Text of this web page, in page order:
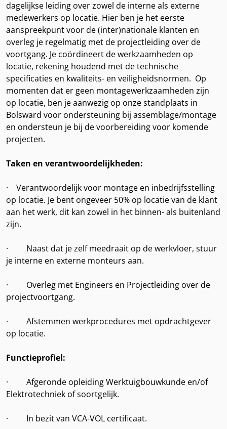
dagelijkse leiding over zowel de interne als externe
medewerkers op locatie. Hier ben je het eerste
aanspreekpunt voor de (inter)nationale klanten en
overleg je regelmatig met de projectleiding over de
voortgang. Je coördineert de werkzaamheden op
locatie, rekening houdend met de technische
specificaties en kwaliteits- en veiligheidsnormen. Op
momenten dat er geen montagewerkzaamheden zijn
op locatie, ben je aanwezig op onze standplaats in
Bolsward voor ondersteuning bij assemblage/montage
en ondersteun je bij de voorbereiding voor komende
projecten.
Taken en verantwoordelijkheden:
· Verantwoordelijk voor montage en inbedrijfsstelling
op locatie. Je bent ongeveer 50% op locatie van de klant
aan het werk, dit kan zowel in het binnen- als buitenland
zijn.
· Naast dat je zelf meedraait op de werkvloer, stuur
je interne en externe monteurs aan.
· Overleg met Engineers en Projectleiding over de
projectvoortgang.
· Afstemmen werkprocedures met opdrachtgever
op locatie.
Functieprofiel:
· Afgeronde opleiding Werktuigbouwkunde en/of
Elektrotechniek of soortgelijk.
· In bezit van VCA-VOL certificaat.